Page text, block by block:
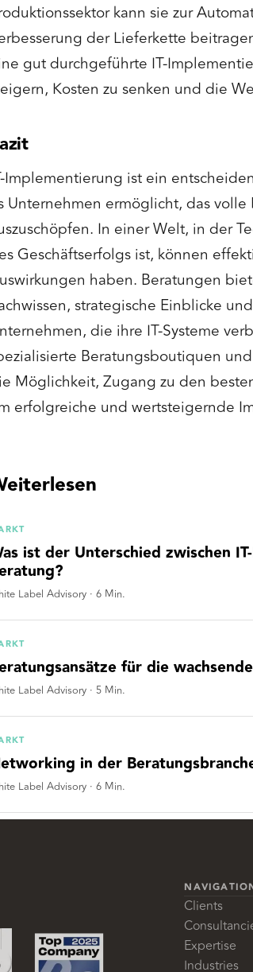
kann sie zur
der Lieferkette
gut durchgeführte IT-
Kosten zu senken und die
Implementierung ist ein
Unternehmen ermöglicht, das
In einer Welt, in der
Geschäftserfolgs ist, können
haben. Beratungen
strategische Einblicke
die ihre IT-Systeme
Beratungsboutiquen
Möglichkeit, Zugang zu den
erfolgreiche und wertsteigernde
ist der Unterschied zwischen
Label Advisory · 6 Min.
für die
Label Advisory · 5 Min.
in der
Label Advisory · 6 Min.
Clients
Expertise
Industries